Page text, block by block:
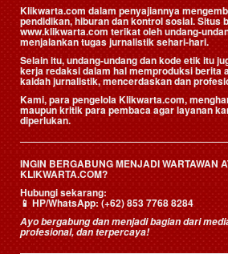
Klikwarta.com dalam penyajiannya
pendidikan, hiburan dan kontrol sosial. Situs
www.klikwarta.com terikat oleh undang-
menjalankan tugas jurnalistik sehari-hari.
Selain itu, undang-undang dan kode etik itu
kerja redaksi dalam hal memproduksi berita
kaidah jurnalistik, mencerdaskan dan
Kami, para pengelola Klikwarta.com,
maupun kritik para pembaca agar layanan
diperlukan.
INGIN BERGABUNG MENJADI WARTAWAN
KLIKWARTA.COM?
Hubungi sekarang:
📱HP/WhatsApp:(+62) 853 7768 8284
Ayo bergabung dan menjadi bagian dari
profesional, dan terpercaya!